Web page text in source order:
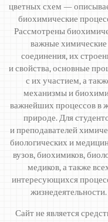
цветных схем —
биохимические
Рассмотрены
важные химические
соединения, их
и свойства, основные
с их участием, а
механизмы и
важнейших процессов в
природе. Для
и преподавателей
биологических и
вузов, биохимиков,
медиков, а также
интересующихся
жизнедеятельности.
Сайт не является